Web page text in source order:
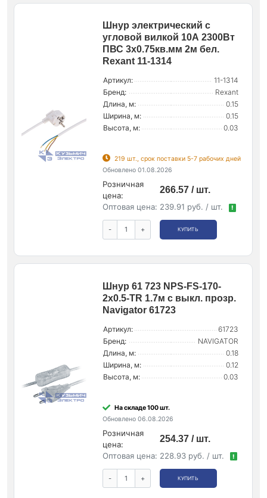
Шнур электрический с
угловой вилкой 10А 2300Вт
ПВС 3х0.75кв.мм 2м бел.
Rexant 11-1314
Артикул:
11-1314
Бренд:
Rexant
Длина, м:
0.15
Ширина, м:
0.15
Высота, м:
0.03
219 шт., срок поставки 5-7 рабочих дней
Обновлено 01.08.2026
Розничная
цена:
266.57 / шт.
Оптовая цена: 239.91 руб. / шт. !
- + КУПИТЬ
Шнур 61 723 NPS-FS-170-
2х0.5-TR 1.7м с выкл. прозр.
Navigator 61723
Артикул:
61723
Бренд:
NAVIGATOR
Длина, м:
0.18
Ширина, м:
0.12
Высота, м:
0.03
На складе 100 шт.
Обновлено 06.08.2026
Розничная
цена:
254.37 / шт.
Оптовая цена: 228.93 руб. / шт. !
- + КУПИТЬ